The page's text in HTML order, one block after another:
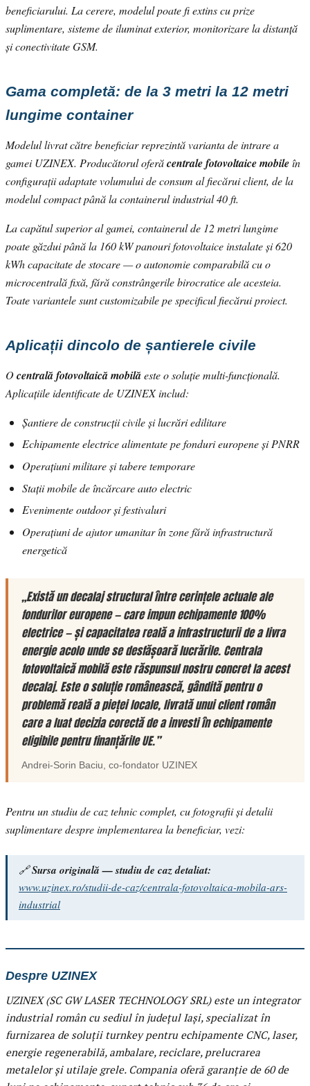
beneficiarului. La cerere, modelul poate fi extins cu prize
suplimentare, sisteme de iluminat exterior, monitorizare la distanță
și conectivitate GSM.
Gama completă: de la 3 metri la 12 metri
lungime container
Modelul livrat către beneficiar reprezintă varianta de intrare a
gamei UZINEX. Producătorul oferăcentrale fotovoltaice mobileîn
configurații adaptate volumului de consum al fiecărui client, de la
modelul compact până la containerul industrial 40 ft.
La capătul superior al gamei, containerul de 12 metri lungime
poate găzdui până la 160 kW panouri fotovoltaice instalate și 620
kWh capacitate de stocare — o autonomie comparabilă cu o
microcentrală fixă, fără constrângerile birocratice ale acesteia.
Toate variantele sunt customizabile pe specificul fiecărui proiect.
Aplicații dincolo de șantierele civile
Ocentrală fotovoltaică mobilăeste o soluție multi-funcțională.
Aplicațiile identificate de UZINEX includ:
Șantiere de construcții civile și lucrări edilitare
Echipamente electrice alimentate pe fonduri europene și PNRR
Operațiuni militare și tabere temporare
Stații mobile de încărcare auto electric
Evenimente outdoor și festivaluri
Operațiuni de ajutor umanitar în zone fără infrastructură
energetică
„Există un decalaj structural între cerințele actuale ale
fondurilor europene — care impun echipamente 100%
electrice — și capacitatea reală a infrastructurii de a livra
energie acolo unde se desfășoară lucrările. Centrala
fotovoltaică mobilă este răspunsul nostru concret la acest
decalaj. Este o soluție românească, gândită pentru o
problemă reală a pieței locale, livrată unui client român
care a luat decizia corectă de a investi în echipamente
eligibile pentru finanțările UE.”
Andrei-Sorin Baciu, co-fondator UZINEX
Pentru un studiu de caz tehnic complet, cu fotografii și detalii
suplimentare despre implementarea la beneficiar, vezi:
🔗Sursa originală — studiu de caz detaliat:
www.uzinex.ro/studii-de-caz/centrala-fotovoltaica-mobila-ars-
industrial
Despre UZINEX
UZINEX (SC GW LASER TECHNOLOGY SRL) este un integrator
industrial român cu sediul în județul Iași, specializat în
furnizarea de soluții turnkey pentru echipamente CNC, laser,
energie regenerabilă, ambalare, reciclare, prelucrarea
metalelor și utilaje grele. Compania oferă garanție de 60 de